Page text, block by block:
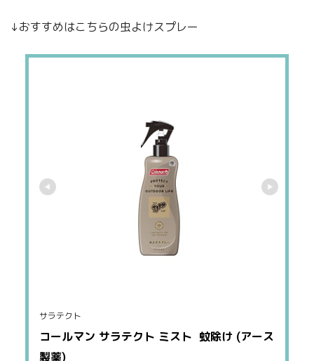
↓おすすめはこちらの虫よけスプレー
サラテクト
コールマン サラテクト ミスト  蚊除け (アース
製薬)